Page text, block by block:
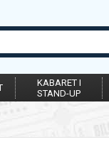
KABARET I
STAND-UP